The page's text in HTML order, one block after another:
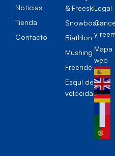
Noticias
Tienda
Contacto
& Freeski
Snowboard
Biathlon
Mushing
Freeride
Esquí de
velocidad
Legal
y
Mapa
web